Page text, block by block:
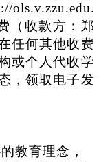
ols.v.zzu.edu.
（收款方：郑
任何其他收费
或个人代收学
，领取电子发
教育理念，